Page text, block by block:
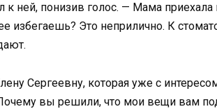
ней, понизив голос. — Мама приехала
избегаешь? Это неприлично. К
Сергеевну, которая уже с
вы решили, что мои вещи вам